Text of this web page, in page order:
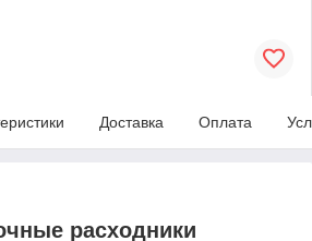
Доставка Оплата
расходники